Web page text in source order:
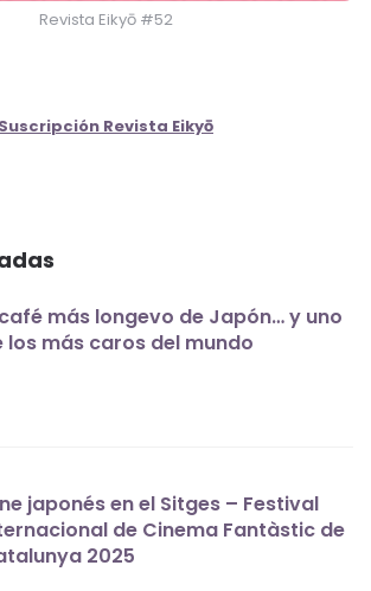
Revista Eikyō #52
Suscripción Revista Eikyō
café más longevo de Japón… y uno
los más caros del mundo
japonés en el Sitges – Festival
de Cinema Fantàstic de
2025